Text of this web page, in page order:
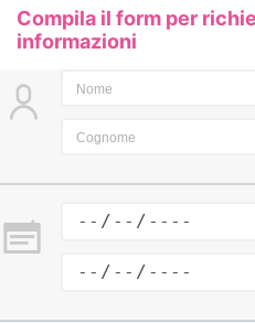
Compila il form per
informazioni